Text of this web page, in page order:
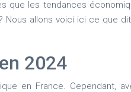
les tendances
allons voici ici ce que
2024
en France. Cependant,